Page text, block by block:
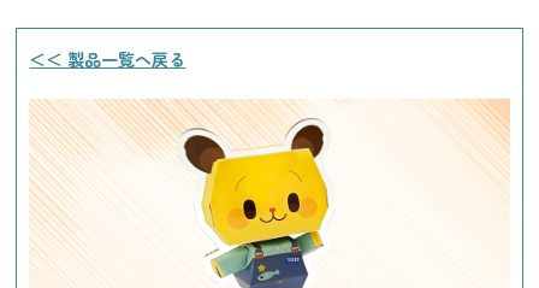
＜＜ 製品一覧へ戻る